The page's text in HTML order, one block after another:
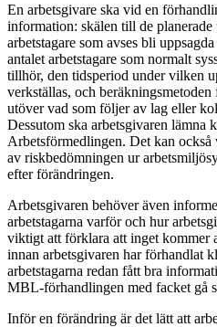
En arbetsgivare ska vid en
information: skälen till de planerade
arbetstagare som avses bli
antalet arbetstagare som normalt
tillhör, den tidsperiod under vilken
verkställas, och
utöver vad som följer av lag eller
Dessutom ska arbetsgivaren lämna
Arbetsförmedlingen. Det kan också
av riskbedömningen ur
efter förändringen.
Arbetsgivaren behöver även
arbetstagarna varför och hur
viktigt att förklara att inget kommer
innan arbetsgivaren har förhandlat
arbetstagarna redan fått bra
MBL-förhandlingen med facket gå
Inför en förändring är det lätt att